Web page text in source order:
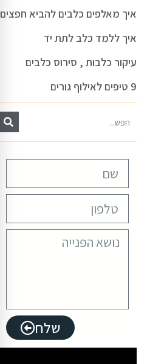
איך מאלפים כלבים להביא חפצים
איך ללמד כלב לתת יד
עיקור כלבות , סירוס כלבים
9 טיפים לאילוף גורים
שלח